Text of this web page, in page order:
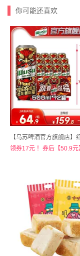
你可能还喜欢
领券17元 ！券后【50.9元